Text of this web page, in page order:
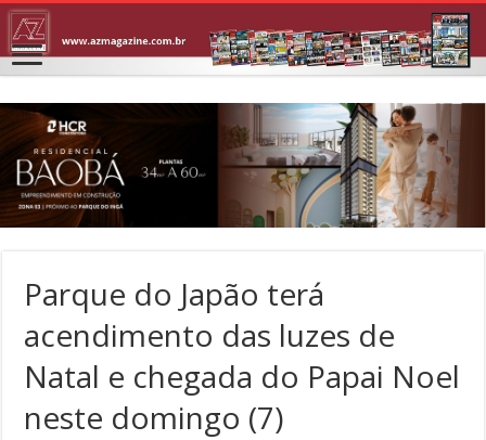
Parque do Japão terá
acendimento das luzes de
Natal e chegada do Papai Noel
neste domingo (7)